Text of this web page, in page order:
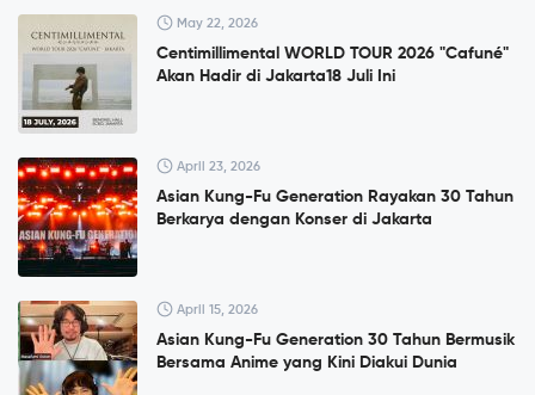
May 22, 2026
Centimillimental WORLD TOUR 2026 "Cafuné"
Akan Hadir di Jakarta18 Juli Ini
April 23, 2026
Asian Kung-Fu Generation Rayakan 30 Tahun
Berkarya dengan Konser di Jakarta
April 15, 2026
Asian Kung-Fu Generation 30 Tahun Bermusik
Bersama Anime yang Kini Diakui Dunia